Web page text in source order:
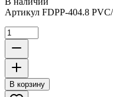
Артикул FDPP-404.8
В корзину